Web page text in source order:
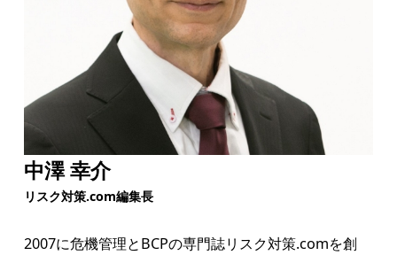
中澤 幸介
リスク対策.com編集長
2007に危機管理とBCPの専門誌リスク対策.comを創